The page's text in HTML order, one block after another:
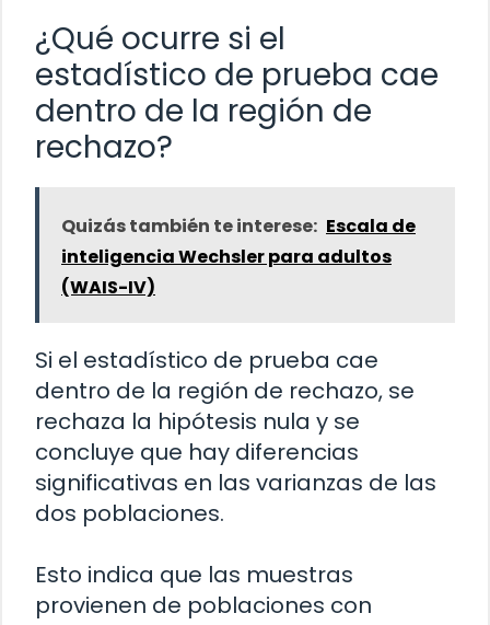
¿Qué ocurre si el
estadístico de prueba cae
dentro de la región de
rechazo?
Quizás también te interese: Escala de
inteligencia Wechsler para adultos
(WAIS-IV)
Si el estadístico de prueba cae
dentro de la región de rechazo, se
rechaza la hipótesis nula y se
concluye que hay diferencias
significativas en las varianzas de las
dos poblaciones.
Esto indica que las muestras
provienen de poblaciones con